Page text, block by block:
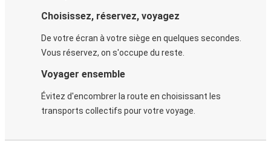
Choisissez, réservez, voyagez
De votre écran à votre siège en quelques secondes.
Vous réservez, on s'occupe du reste.
Voyager ensemble
Évitez d'encombrer la route en choisissant les
transports collectifs pour votre voyage.